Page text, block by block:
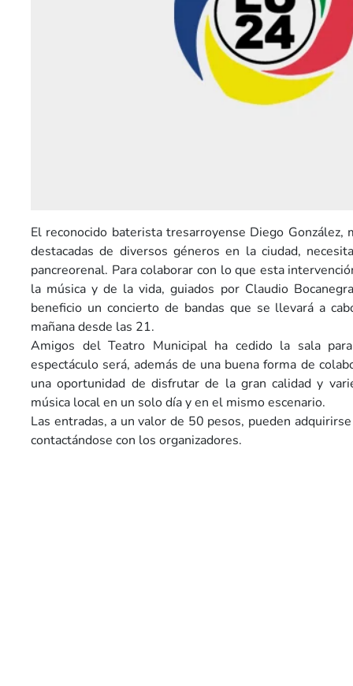
El reconocido baterista tresarroyense Diego González,
destacadas de diversos géneros en la ciudad,
pancreorenal. Para colaborar con lo que esta
la música y de la vida, guiados por Claudio
beneficio un concierto de bandas que se llevará a
mañana desde las 21.
Amigos del Teatro Municipal ha cedido la sala
espectáculo será, además de una buena forma de
una oportunidad de disfrutar de la gran calidad y
música local en un solo día y en el mismo escenario.
Las entradas, a un valor de 50 pesos, pueden
contactándose con los organizadores.